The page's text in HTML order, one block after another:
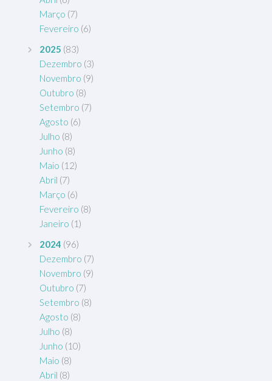
Março (7)
Fevereiro (6)
2025 (83)
Dezembro (3)
Novembro (9)
Outubro (8)
Setembro (7)
Agosto (6)
Julho (8)
Junho (8)
Maio (12)
Abril (7)
Março (6)
Fevereiro (8)
Janeiro (1)
2024 (96)
Dezembro (7)
Novembro (9)
Outubro (7)
Setembro (8)
Agosto (8)
Julho (8)
Junho (10)
Maio (8)
Abril (8)